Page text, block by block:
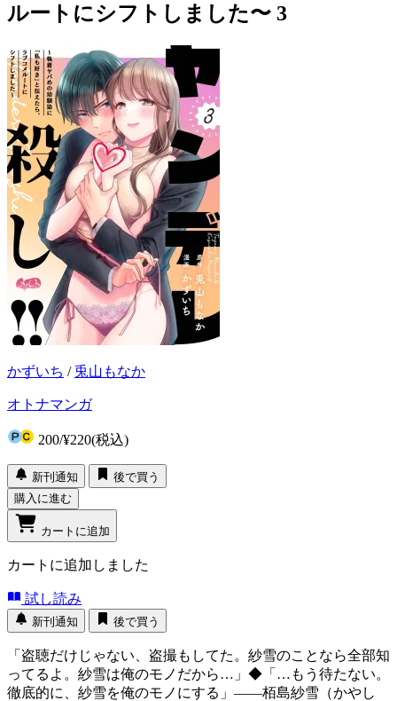
ルートにシフトしました〜 3
かずいち / 兎山もなか
オトナマンガ
200/¥220(税込)
新刊通知
後で買う
購入に進む
カートに追加
カートに追加しました
試し読み
新刊通知 後で買う
「盗聴だけじゃない、盗撮もしてた。紗雪のことなら全部知
ってるよ。紗雪は俺のモノだから…」◆「…もう待たない。
徹底的に、紗雪を俺のモノにする」――栢島紗雪（かやし